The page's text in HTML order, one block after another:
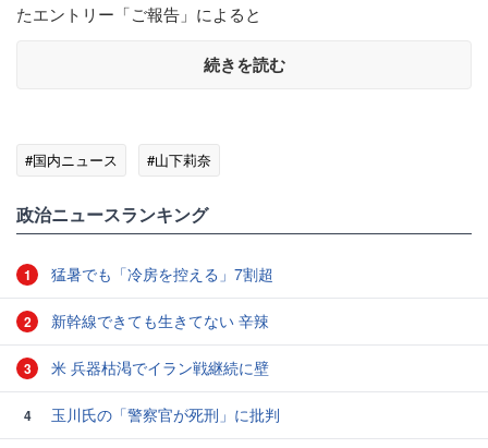
たエントリー「ご報告」によると
続きを読む
#国内ニュース #山下莉奈
政治ニュースランキング
1 猛暑でも「冷房を控える」7割超
2 新幹線できても生きてない 辛辣
3 米 兵器枯渇でイラン戦継続に壁
4 玉川氏の「警察官が死刑」に批判